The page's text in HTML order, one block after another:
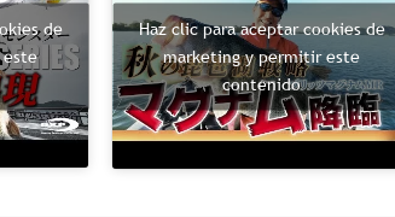
de
este
Haz clic para aceptar cookies de
marketing y permitir este
contenido